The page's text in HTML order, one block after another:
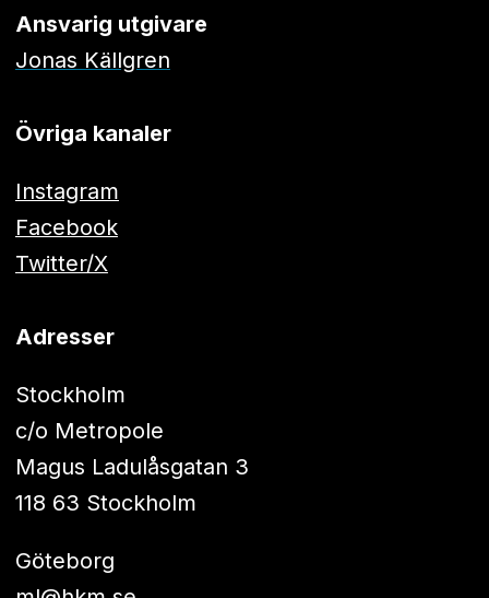
Ansvarig utgivare
Jonas Källgren
Övriga kanaler
Instagram
Facebook
Twitter/X
Adresser
Stockholm
c/o Metropole
Magus Ladulåsgatan 3
118 63 Stockholm
Göteborg